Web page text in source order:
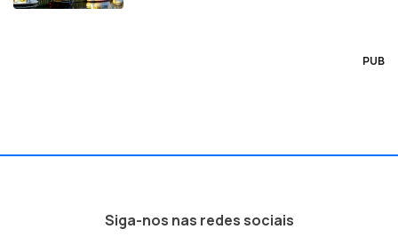
PUB
Siga-nos nas redes sociais